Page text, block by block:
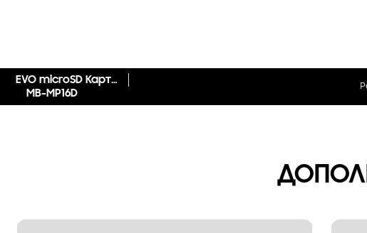
EVO microSD Карта Памяти 16ГБ
MB-MP16D